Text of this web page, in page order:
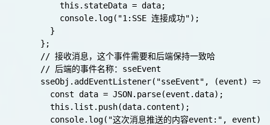
          this.stateData = data;
          console.log("1:SSE 连接成功");
        }
      };
      // 接收消息，这个事件需要和后端保持一致哈
      // 后端的事件名称：sseEvent
sseObj.addEventListener("sseEvent", (event) =>
        const data = JSON.parse(event.data);
        this.list.push(data.content);
        console.log("这次消息推送的内容event:", event);
❉